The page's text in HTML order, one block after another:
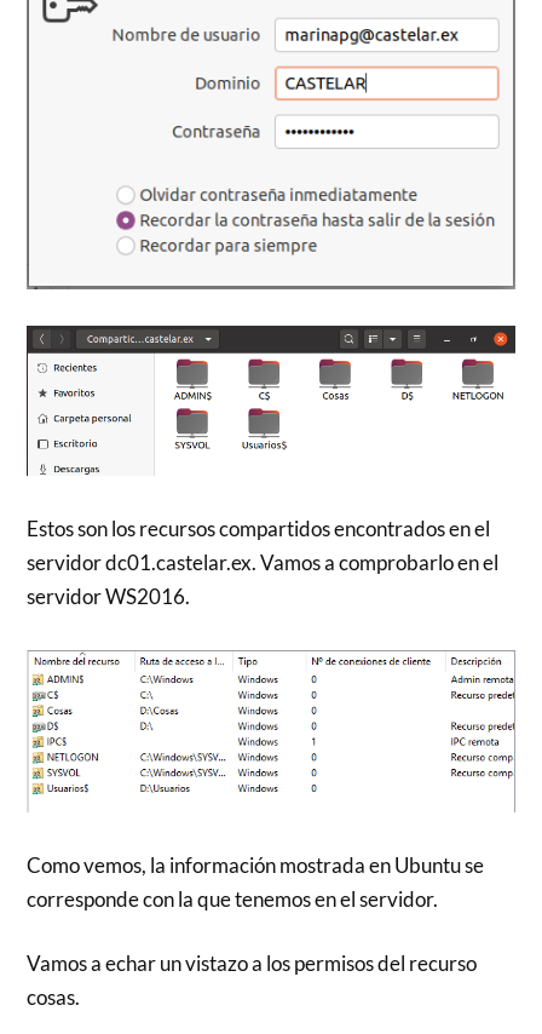
Estos son los recursos compartidos encontrados en el
servidor dc01.castelar.ex. Vamos a comprobarlo en el
servidor WS2016.
Como vemos, la información mostrada en Ubuntu se
corresponde con la que tenemos en el servidor.
Vamos a echar un vistazo a los permisos del recurso
cosas.